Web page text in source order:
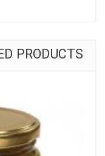
PRODUCTS